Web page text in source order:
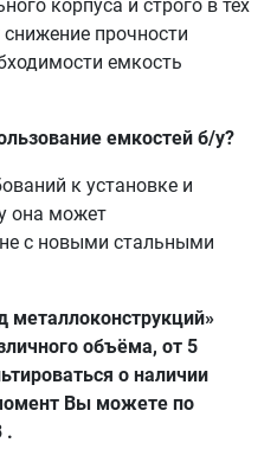
корпуса и строго в тех
прочности
емкость
емкостей б/у?
к установке и
она может
с новыми стальными
металлоконструкций»
объёма, от 5
о наличии
Вы можете по
.